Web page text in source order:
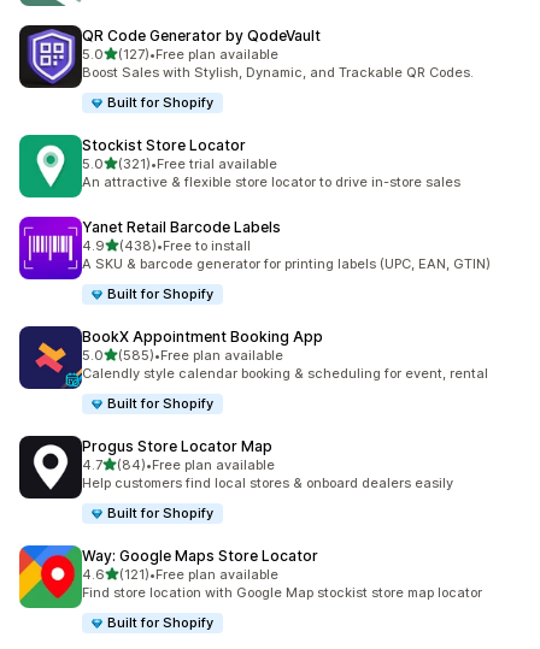
QR Code Generator by QodeVault
5.0เต็ม 5 ดาว
(127)
ทั้งหมด 127 รีวิว
•Free plan available
Boost Sales with Stylish, Dynamic, and Trackable QR Codes.
Built for Shopify
Stockist Store Locator
5.0เต็ม 5 ดาว
(321)
ทั้งหมด 321 รีวิว
•Free trial available
An attractive & flexible store locator to drive in-store sales
Yanet Retail Barcode Labels
4.9เต็ม 5 ดาว
(438)
ทั้งหมด 438 รีวิว
•Free to install
A SKU & barcode generator for printing labels (UPC, EAN, GTIN)
Built for Shopify
BookX Appointment Booking App
5.0เต็ม 5 ดาว
(585)
ทั้งหมด 585 รีวิว
•Free plan available
Calendly style calendar booking & scheduling for event, rental
Built for Shopify
Progus Store Locator Map
4.7เต็ม 5 ดาว
(84)
ทั้งหมด 84 รีวิว
•Free plan available
Help customers find local stores & onboard dealers easily
Built for Shopify
Way: Google Maps Store Locator
4.6เต็ม 5 ดาว
(121)
ทั้งหมด 121 รีวิว
•Free plan available
Find store location with Google Map stockist store map locator
Built for Shopify